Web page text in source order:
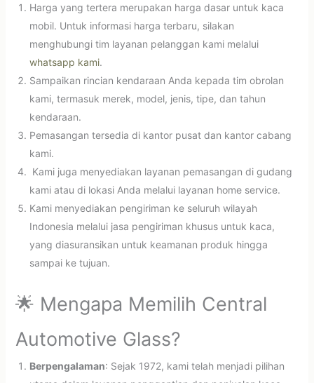
Harga yang tertera merupakan harga dasar untuk kaca
mobil. Untuk informasi harga terbaru, silakan
menghubungi tim layanan pelanggan kami melalui
whatsapp kami.
Sampaikan rincian kendaraan Anda kepada tim obrolan
kami, termasuk merek, model, jenis, tipe, dan tahun
kendaraan.
Pemasangan tersedia di kantor pusat dan kantor cabang
kami.
Kami juga menyediakan layanan pemasangan di gudang
kami atau di lokasi Anda melalui layanan home service.
Kami menyediakan pengiriman ke seluruh wilayah
Indonesia melalui jasa pengiriman khusus untuk kaca,
yang diasuransikan untuk keamanan produk hingga
sampai ke tujuan.
🌟 Mengapa Memilih Central
Automotive Glass?
Berpengalaman: Sejak 1972, kami telah menjadi pilihan